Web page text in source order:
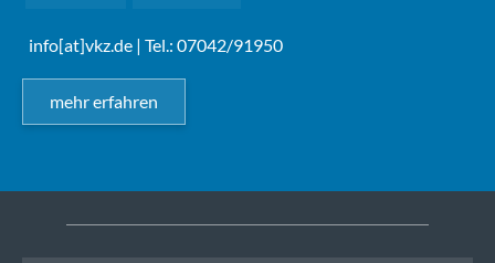
info[at]vkz.de | Tel.: 07042/91950
mehr erfahren